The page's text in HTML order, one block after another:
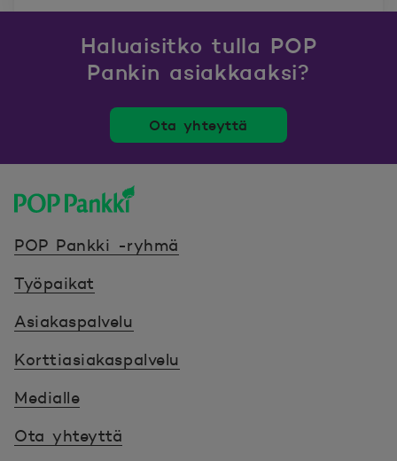
Haluaisitko tulla POP
Pankin asiakkaaksi?
Ota yhteyttä
POP Pankki -ryhmä
Työpaikat
Asiakaspalvelu
Korttiasiakaspalvelu
Medialle
Ota yhteyttä